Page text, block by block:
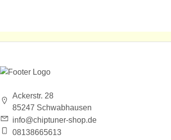
Ackerstr. 28
85247 Schwabhausen
info@chiptuner-shop.de
08138665613